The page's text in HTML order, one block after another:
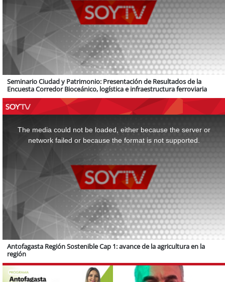
Seminario Ciudad y Patrimonio: Presentación de Resultados de la
Encuesta Corredor Bioceánico, logística e infraestructura ferroviaria
The media could not be loaded, either because the server or
network failed or because the format is not supported.
Antofagasta Región Sostenible Cap 1: avance de la agricultura en la
región